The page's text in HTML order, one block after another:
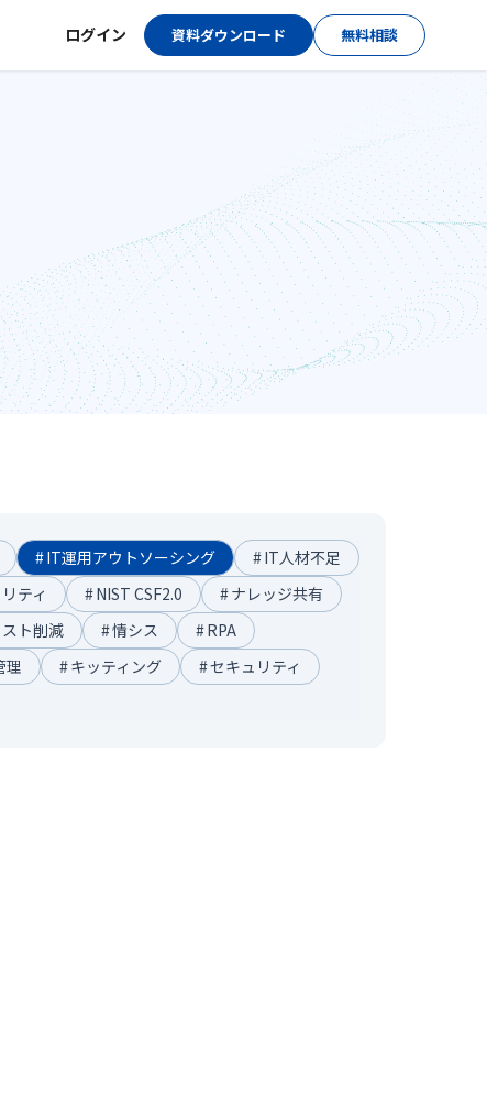
ログイン 資料ダウンロード 無料相談
#IT運用アウトソーシング #IT人材不足
ティ #NIST CSF2.0 #ナレッジ共有
ト削減 #情シス #RPA
理 #キッティング #セキュリティ